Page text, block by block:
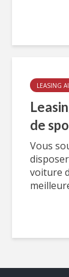
LEASING
de
Vous
voiture